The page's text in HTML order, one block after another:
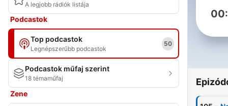
A legjobb rádiók listája
Podcastok
Top podcastok
Legnépszerűbb podcastok
50
Podcastok műfaj szerint
18 témaműfaj
Zene